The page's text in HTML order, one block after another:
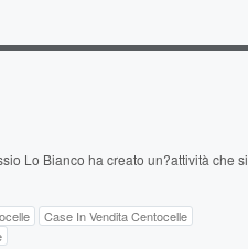
Lo Bianco ha creato un?attività che si
Case In Vendita Centocelle